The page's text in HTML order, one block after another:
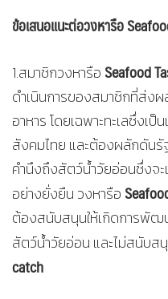
ข้อเสนอแนะต่อวงหารือ
1.สมาชิกวงหารือ Seafood
ดำเนินการของสมาชิกที่ส่ง
อาหาร โดยเฉพาะทะเลซึ่ง
สังคมไทย และต้องผลักดันรั
คำนึงถึงสัตว์น้ำวัยอ่อนซึ่งจ
อย่างยั่งยืน วงหารือ
ต้องสนับสนุนให้เกิดการพัฒ
สัตว์น้ำวัยอ่อน และไม่สนับส
catch